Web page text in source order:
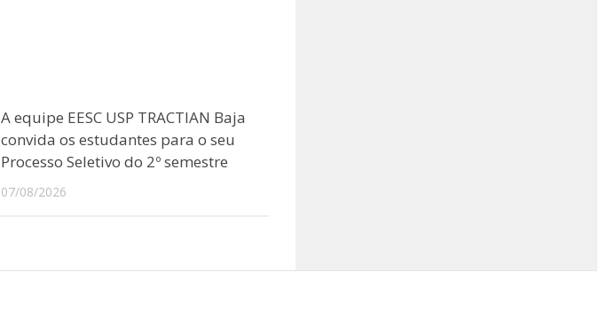
A equipe EESC USP TRACTIAN Baja
convida os estudantes para o seu
Processo Seletivo do 2º semestre
07/08/2026